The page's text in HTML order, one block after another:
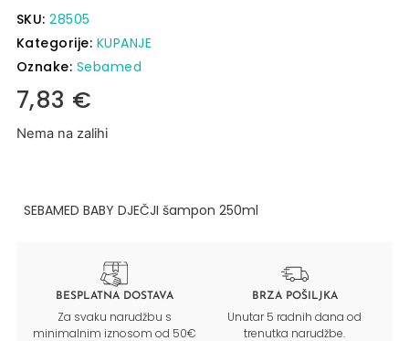
SKU:28505
Kategorije: KUPANJE
Oznake: Sebamed
7,83 €
Nema na zalihi
SEBAMED BABY DJEČJI šampon 250ml
BESPLATNA DOSTAVA
Za svaku narudžbu s
minimalnim iznosom od 50€
BRZA POŠILJKA
Unutar 5 radnih dana od
trenutka narudžbe.